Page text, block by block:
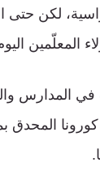
لكن حتى
المعلّمين
في المدارس
كورونا